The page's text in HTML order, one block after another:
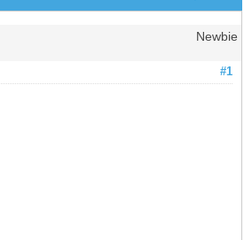
Newbie
#1